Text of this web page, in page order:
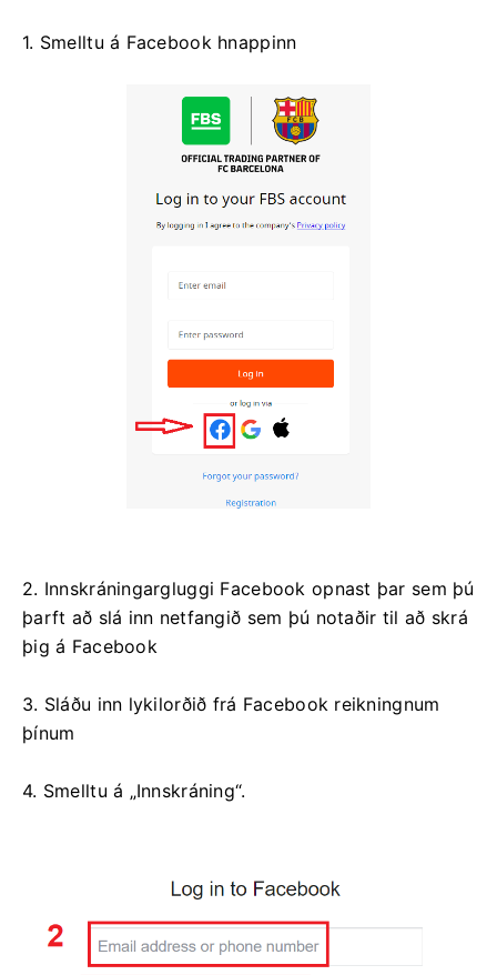
1. Smelltu á Facebook hnappinn
2. Innskráningargluggi Facebook opnast þar sem þú
þarft að slá inn netfangið sem þú notaðir til að skrá
þig á Facebook
3. Sláðu inn lykilorðið frá Facebook reikningnum
þínum
4. Smelltu á „Innskráning“.